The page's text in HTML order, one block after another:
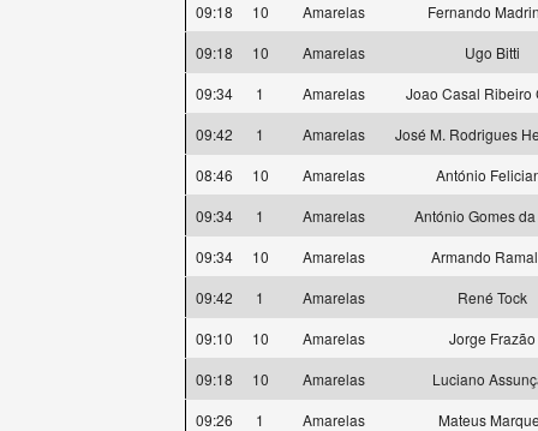
09:18
10 Amarelas
Fernando
09:18
10 Amarelas
Ugo Bitti
09:34
1 Amarelas
Joao Casal Ribeiro
09:42
1 Amarelas
José M. Rodrigues
08:46
10 Amarelas
António
09:34
1 Amarelas
António Gomes
09:34
10 Amarelas
Armando
09:42
1 Amarelas
René Tock
09:10
10 Amarelas
Jorge Frazão
09:18
10 Amarelas
Luciano
09:26
1 Amarelas
Mateus